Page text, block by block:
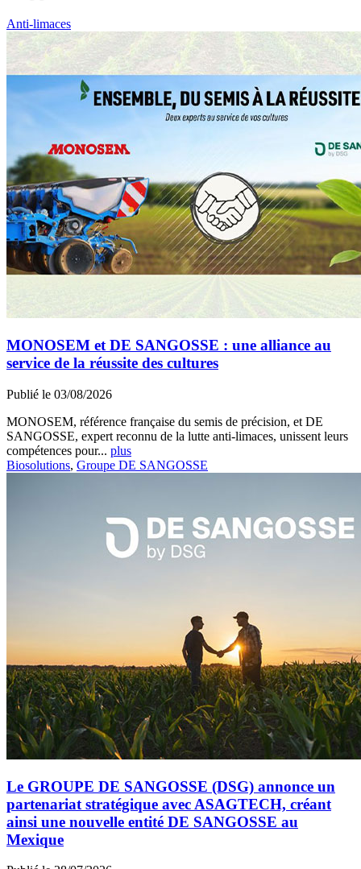
Anti-limaces
MONOSEM et DE SANGOSSE : une alliance au
service de la réussite des cultures
Publié le 03/08/2026
MONOSEM, référence française du semis de précision, et DE
SANGOSSE, expert reconnu de la lutte anti-limaces, unissent leurs
compétences pour... plus
Biosolutions, Groupe DE SANGOSSE
Le GROUPE DE SANGOSSE (DSG) annonce un
partenariat stratégique avec ASAGTECH, créant
ainsi une nouvelle entité DE SANGOSSE au
Mexique